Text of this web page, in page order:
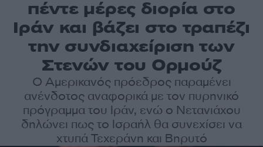
πέντε μέρες διορία στο
Ιράν και βάζει στο τραπέζι
την συνδιαχείριση των
Στενών του Ορμούζ
Ο Αμερικανός πρόεδρος παραμένει
ανένδοτος αναφορικά με τον πυρηνικό
πρόγραμμα του Ιράν, ενώ ο Νετανιάχου
δηλώνει πως το Ισραήλ θα συνεχίσει να
χτυπά Τεχεράνη και Βηρυτό